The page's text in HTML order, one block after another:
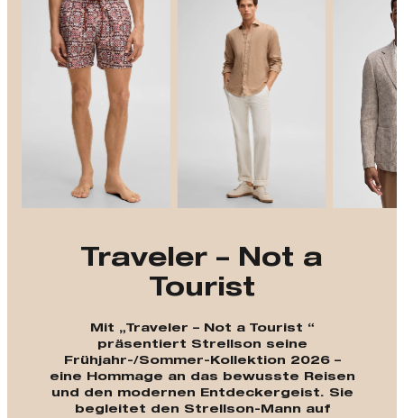
Traveler – Not a
Tourist
Mit „Traveler – Not a Tourist “
präsentiert Strellson seine
Frühjahr-/Sommer-Kollektion 2026 –
eine Hommage an das bewusste Reisen
und den modernen Entdeckergeist. Sie
begleitet den Strellson-Mann auf